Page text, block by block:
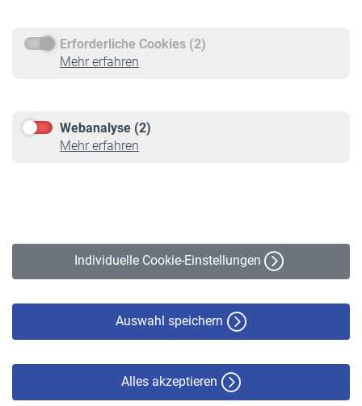
Erforderliche Cookies (2)
Mehr erfahren
Webanalyse (2)
Mehr erfahren
Individuelle Cookie-Einstellungen
Auswahl speichern
Alles akzeptieren
Service
Informationen
Online-Rechner
VBLnewsletter
Erklärung zur Barrierefreiheit
© VBL 2026